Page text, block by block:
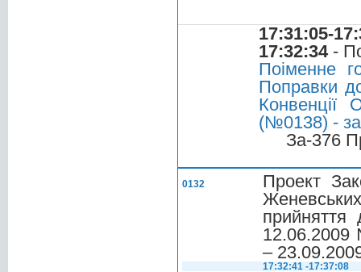
17:31:05-
17:32:34-
Поіменне
Поправки
Конвенції
(№0138) - за
За-376
0132
Проект
прийняття
12.06.2009
–
17:32:41 -17:37:08